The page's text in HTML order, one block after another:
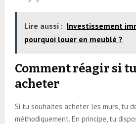
Lire aussi : Investissement
pourquoi louer en meublé ?
Comment réagir si
acheter
Si tu souhaites acheter les murs, tu
méthodiquement. En principe, tu